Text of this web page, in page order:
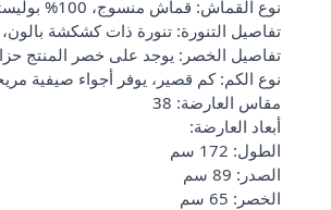
نوع القماش: قماش منسوج، 100% بوليستر، يوفر استخدامًا خفيفًا ومريحًا للصيف.
تفاصيل التنورة: تنورة ذات كشكشة
تفاصيل الخصر: يوجد على خصر المنتج
نوع الكم: كم قصير، يوفر أجواء صيفية
مقاس العارضة: 38
أبعاد العارضة:
الطول: 172 سم
الصدر: 89 سم
الخصر: 65 سم